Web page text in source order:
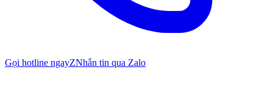
Gọi hotline ngayZNhắn tin qua Zalo